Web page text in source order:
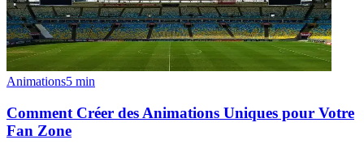
Animations5 min
Comment Créer des Animations Uniques pour Votre
Fan Zone